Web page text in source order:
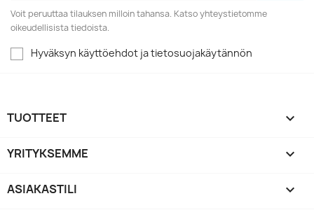
Voit peruuttaa tilauksen milloin tahansa. Katso yhteystietomme
oikeudellisista tiedoista.
Hyväksyn käyttöehdot ja tietosuojakäytännön
TUOTTEET 
YRITYKSEMME 
ASIAKASTILI 